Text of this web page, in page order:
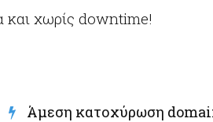
χωρίς downtime!
Άμεση κατοχύρωση